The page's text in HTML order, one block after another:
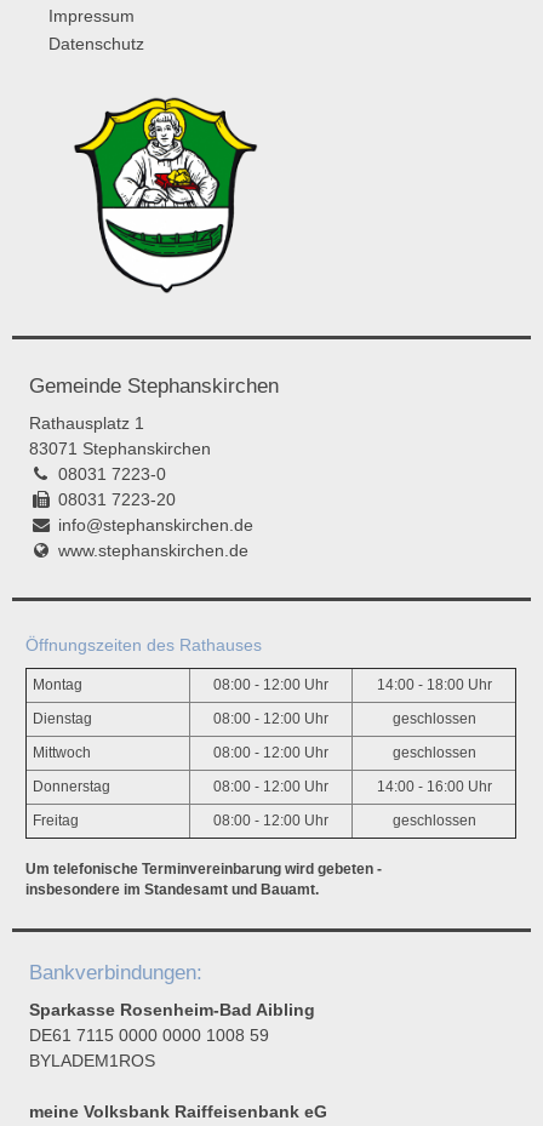
Impressum
Datenschutz
Gemeinde Stephanskirchen
Rathausplatz 1
83071 Stephanskirchen
08031 7223-0
08031 7223-20
info@stephanskirchen.de
www.stephanskirchen.de
Öffnungszeiten des Rathauses
Montag 08:00 - 12:00 Uhr 14:00 - 18:00 Uhr
Dienstag 08:00 - 12:00 Uhr geschlossen
Mittwoch 08:00 - 12:00 Uhr geschlossen
Donnerstag 08:00 - 12:00 Uhr 14:00 - 16:00 Uhr
Freitag 08:00 - 12:00 Uhr geschlossen
Um telefonische Terminvereinbarung wird gebeten -
insbesondere im Standesamt und Bauamt.
Bankverbindungen:
Sparkasse Rosenheim-Bad Aibling
DE61 7115 0000 0000 1008 59
BYLADEM1ROS
meine Volksbank Raiffeisenbank eG